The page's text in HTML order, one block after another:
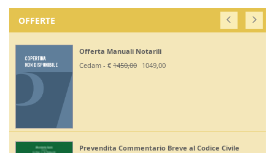
OFFERTE
Offerta Manuali Notarili
Cedam - €
1450,00 1049,00
Prevendita Commentario Breve al Codice Civile